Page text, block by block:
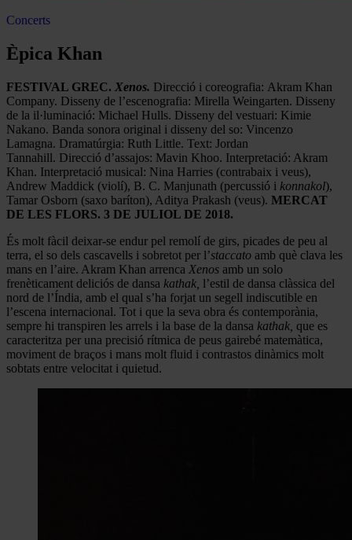
Concerts
Èpica Khan
FESTIVAL GREC. Xenos. Direcció i coreografia: Akram Khan
Company. Disseny de l’escenografia: Mirella Weingarten. Disseny
de la il·luminació: Michael Hulls. Disseny del vestuari: Kimie
Nakano. Banda sonora original i disseny del so: Vincenzo
Lamagna. Dramatúrgia: Ruth Little. Text: Jordan
Tannahill. Direcció d’assajos: Mavin Khoo. Interpretació: Akram
Khan. Interpretació musical: Nina Harries (contrabaix i veus),
Andrew Maddick (violí), B. C. Manjunath (percussió i konnakol),
Tamar Osborn (saxo baríton), Aditya Prakash (veus). MERCAT
DE LES FLORS. 3 DE JULIOL DE 2018.
És molt fàcil deixar-se endur pel remolí de girs, picades de peu al
terra, el so dels cascavells i sobretot per l’staccato amb què clava les
mans en l’aire. Akram Khan arrenca Xenos amb un solo
frenèticament deliciós de dansa kathak, l’estil de dansa clàssica del
nord de l’Índia, amb el qual s’ha forjat un segell indiscutible en
l’escena internacional. Tot i que la seva obra és contemporània,
sempre hi transpiren les arrels i la base de la dansa kathak, que es
caracteritza per una precisió rítmica de peus gairebé matemàtica,
moviment de braços i mans molt fluid i contrastos dinàmics molt
sobtats entre velocitat i quietud.